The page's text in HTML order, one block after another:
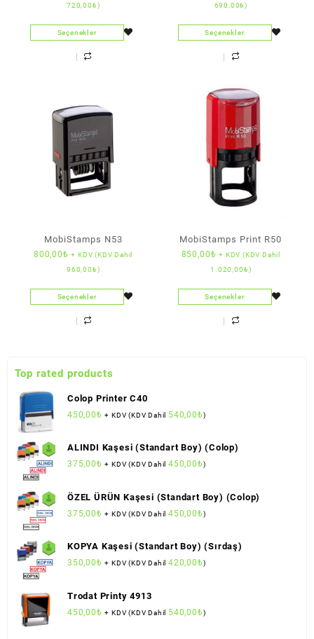
720,00₺)
Seçenekler
690,00₺)
Seçenekler
MobiStamps N53
800,00₺ + KDV (KDV Dahil
960,00₺)
Seçenekler
MobiStamps Print R50
850,00₺ + KDV (KDV Dahil
1.020,00₺)
Seçenekler
Top rated products
Colop Printer C40
450,00₺ + KDV (KDV Dahil 540,00₺)
ALINDI Kaşesi (Standart Boy) (Colop)
375,00₺ + KDV (KDV Dahil450,00₺)
ÖZEL ÜRÜN Kaşesi (Standart Boy) (Colop)
375,00₺ + KDV (KDV Dahil450,00₺)
KOPYA Kaşesi (Standart Boy) (Sırdaş)
350,00₺ + KDV (KDV Dahil420,00₺)
Trodat Printy 4913
450,00₺ + KDV (KDV Dahil 540,00₺)